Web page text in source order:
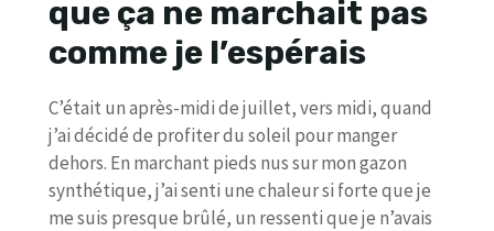
que ça ne marchait pas
comme je l’espérais
C’était un après-midi de juillet, vers midi, quand
j’ai décidé de profiter du soleil pour manger
dehors. En marchant pieds nus sur mon gazon
synthétique, j’ai senti une chaleur si forte que je
me suis presque brûlé, un ressenti que je n’avais